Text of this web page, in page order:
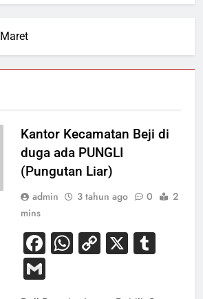
Maret
Kantor Kecamatan Beji di
duga ada PUNGLI
(Pungutan Liar)
admin 3 tahun ago 0
2
mins
Facebook
WhatsApp
Copy
X
Gmail